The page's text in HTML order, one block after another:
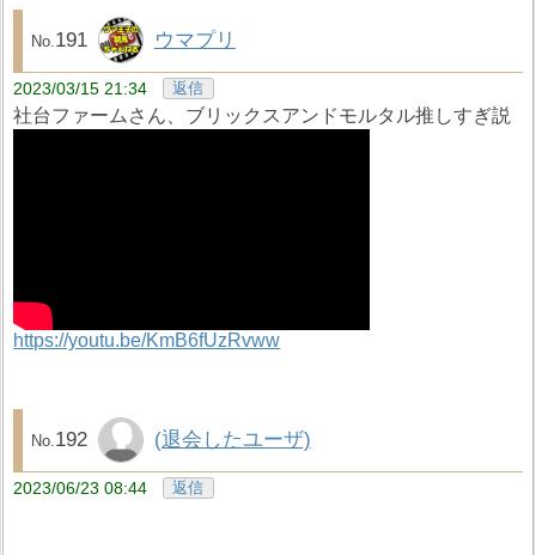
191 ウマプリ
2023/03/15 21:34 返信
社台ファームさん、ブリックスアンドモルタル推しすぎ説
https://youtu.be/KmB6fUzRvww
192 (退会したユーザ)
2023/06/23 08:44 返信